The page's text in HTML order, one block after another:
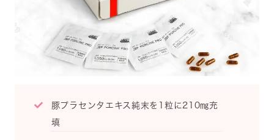
豚プラセンタエキス純末を1粒に210㎎充
填